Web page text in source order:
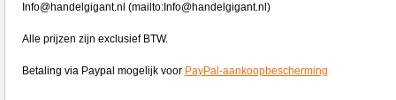
Info@handelgigant.nl (mailto:Info@handelgigant.nl)
Alle prijzen zijn exclusief BTW.
Betaling via Paypal mogelijk voor PayPal-aankoopbescherming